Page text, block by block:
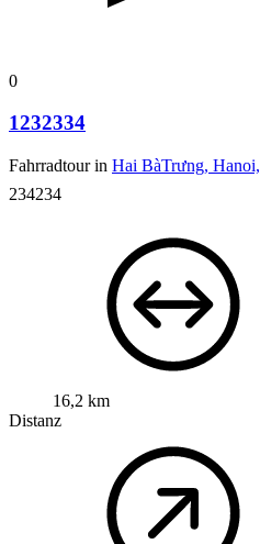
0
1232334
Fahrradtour in Hai BàTrưng,
234234
16,2 km
Distanz